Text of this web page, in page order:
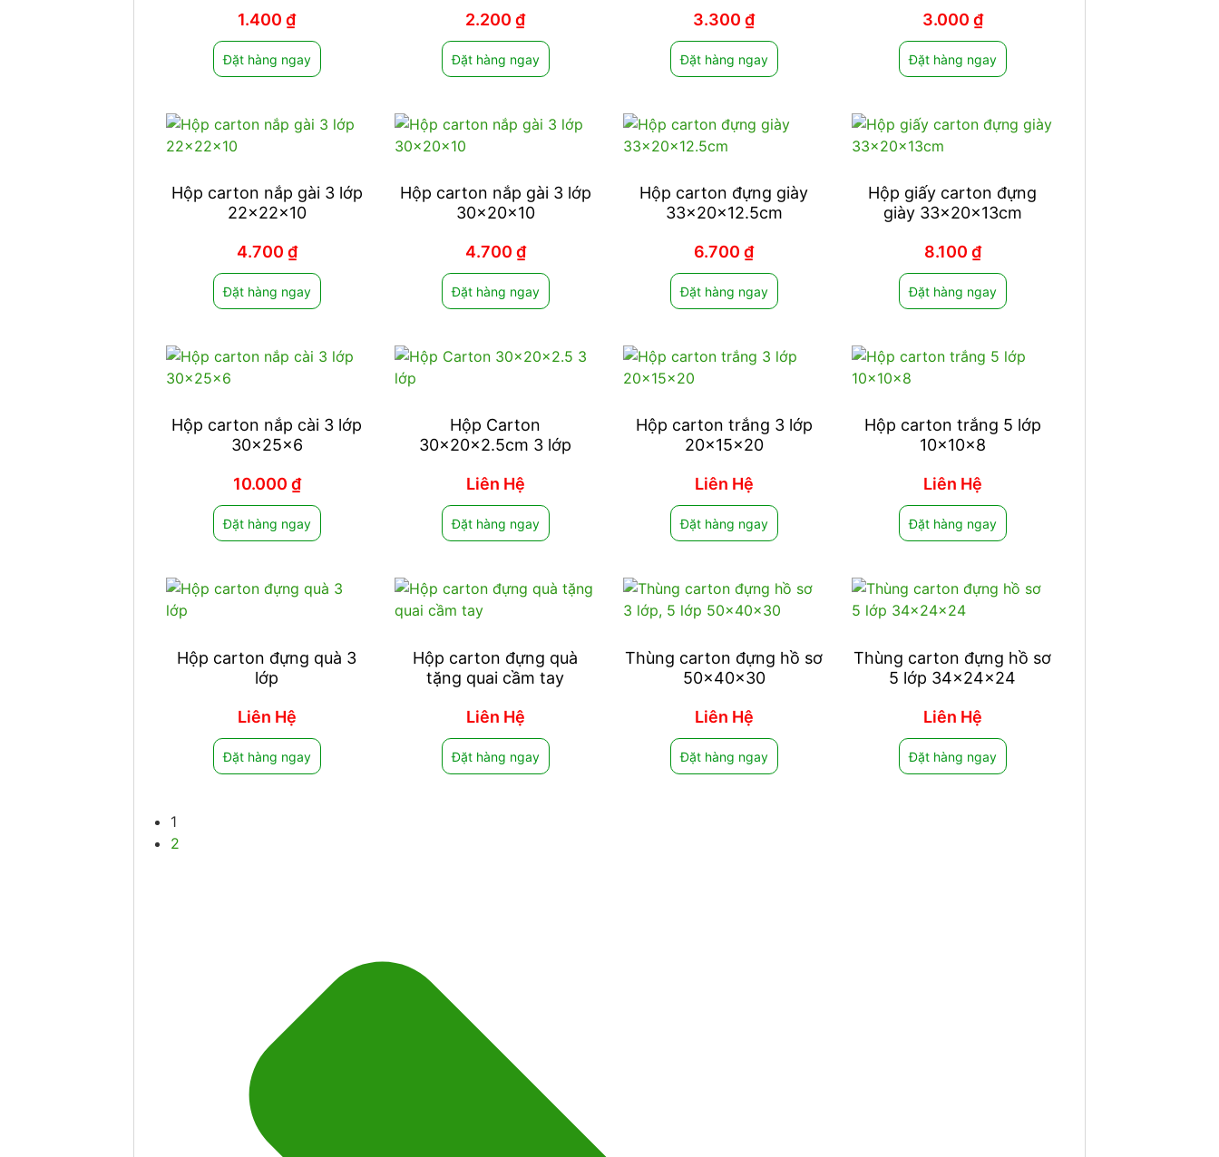
1.400 ₫
Đặt hàng ngay
2.200 ₫
Đặt hàng ngay
3.300 ₫
Đặt hàng ngay
3.000 ₫
Đặt hàng ngay
Hộp carton nắp gài 3 lớp
22x22x10
4.700 ₫
Đặt hàng ngay
Hộp carton nắp gài 3 lớp
30x20x10
4.700 ₫
Đặt hàng ngay
Hộp carton đựng giày
33x20x12.5cm
6.700 ₫
Đặt hàng ngay
Hộp giấy carton đựng
giày 33x20x13cm
8.100 ₫
Đặt hàng ngay
Hộp carton nắp cài 3 lớp
30x25x6
10.000 ₫
Đặt hàng ngay
Hộp Carton
30x20x2.5cm 3 lớp
Liên Hệ
Đặt hàng ngay
Hộp carton trắng 3 lớp
20x15x20
Liên Hệ
Đặt hàng ngay
Hộp carton trắng 5 lớp
10x10x8
Liên Hệ
Đặt hàng ngay
Hộp carton đựng quà 3
lớp
Liên Hệ
Đặt hàng ngay
Hộp carton đựng quà
tặng quai cầm tay
Liên Hệ
Đặt hàng ngay
Thùng carton đựng hồ sơ
50x40x30
Liên Hệ
Đặt hàng ngay
Thùng carton đựng hồ sơ
5 lớp 34x24x24
Liên Hệ
Đặt hàng ngay
1
2